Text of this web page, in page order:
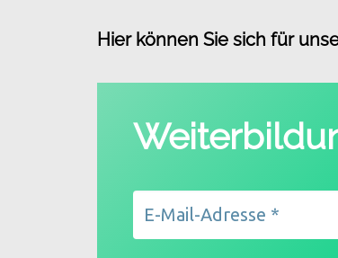
Hier können Sie sich für